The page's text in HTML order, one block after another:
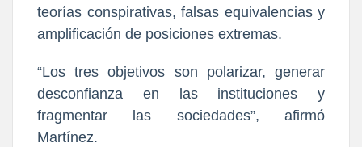
teorías conspirativas, falsas equivalencias y
amplificación de posiciones extremas.
“Los tres objetivos son polarizar, generar
desconfianza en las instituciones y
fragmentar las sociedades”, afirmó
Martínez.